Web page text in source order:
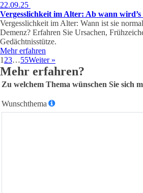
22.09.25
Vergesslichkeit im Alter: Ab wann
Vergesslichkeit im Alter: Wann ist sie
Demenz? Erfahren Sie Ursachen,
Gedächtnisstütze.
Mehr erfahren
1 23…55Weiter »
Mehr erfahren?
Zu welchem Thema wünschen Sie sich
Wunschthema